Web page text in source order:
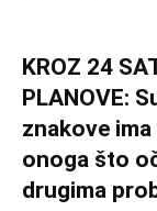
KROZ 24
PLANOVE:
znakove
onoga što
drugima